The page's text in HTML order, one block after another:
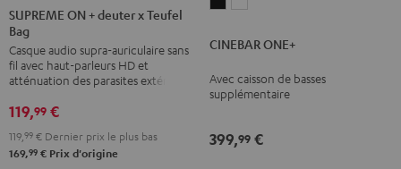
ON
+
deuter
x
Bag
Night
Black
SUPREME ON + deuter x Teufel
Bag
Casque audio supra-auriculaire sans
fil avec haut-parleurs HD et
atténuation des parasites extérieurs
119,99 €
119, 99 € Dernier prix le plus bas
169,99 € Prix d'origine
NoirBlanc
CINEBAR ONE+
Avec caisson de basses
supplémentaire
399,99 €